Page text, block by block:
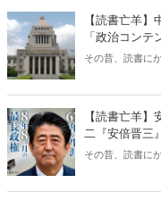
ある。元月刊『
書評！
【読書亡羊
「政治コンテンツ」化の
ォッチしてみ
その昔、読書に
ある。元月刊『
書評！
【読書亡羊】
二『安倍晋三
その昔、読書に